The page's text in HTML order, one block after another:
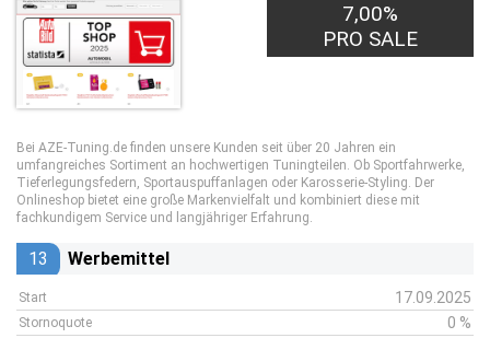
7,00%
PRO SALE
Bei AZE-Tuning.de finden unsere Kunden seit über 20 Jahren ein
umfangreiches Sortiment an hochwertigen Tuningteilen. Ob Sportfahrwerke,
Tieferlegungsfedern, Sportauspuffanlagen oder Karosserie-Styling. Der
Onlineshop bietet eine große Markenvielfalt und kombiniert diese mit
fachkundigem Service und langjähriger Erfahrung.
13 Werbemittel
Start 17.09.2025
Stornoquote 0 %